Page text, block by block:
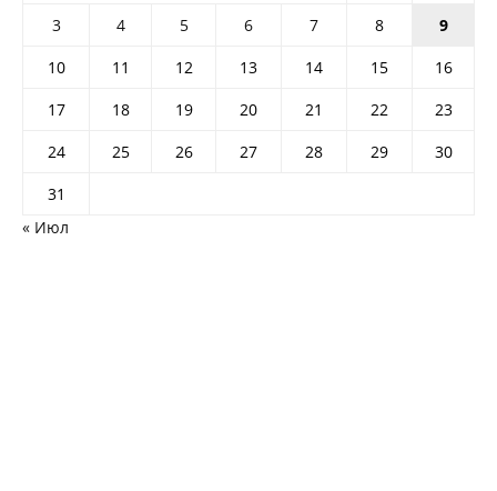
3
4 5 6 7 8
9
10
11 12 13 14 15
16
17
18 19 20 21 22
23
24
25 26 27 28 29
30
31
« Июл